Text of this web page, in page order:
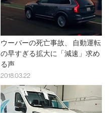
ウーバーの死亡事故、 自動運転
の早すぎる拡大に「減速」求め
る声
2018.03.22